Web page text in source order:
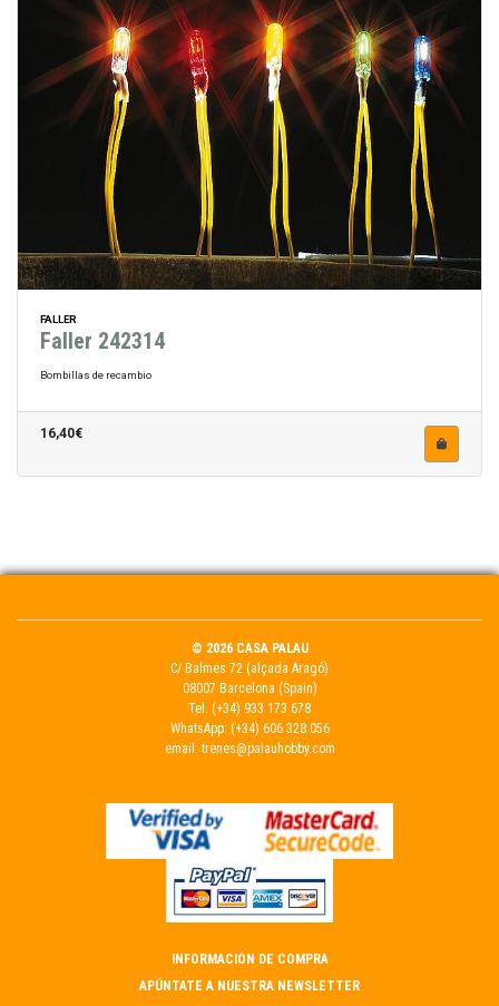
FALLER
Faller 242314
Bombillas de recambio
16,40€
© 2026 CASA PALAU
C/ Balmes 72 (alçada Aragó)
08007 Barcelona (Spain)
Tel. (+34) 933 173 678
WhatsApp: (+34) 606 328 056
email: trenes@palauhobby.com
INFORMACIÓN DE COMPRA
APÚNTATE A NUESTRA NEWSLETTER